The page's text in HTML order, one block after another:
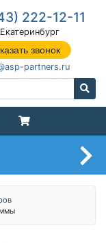
222-12-11
звонок
partners.ru